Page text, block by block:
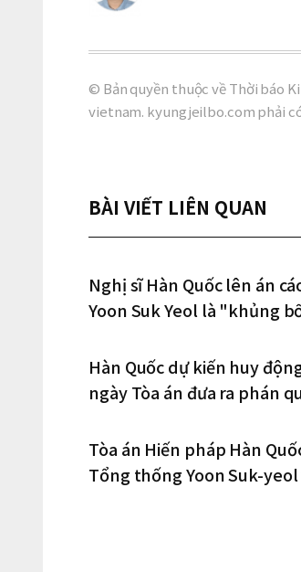
© Bản quyền thuộc về Thời báo
vietnam. kyungjeilbo.com phải
BÀI VIẾT LIÊN QUAN
Nghị sĩ Hàn Quốc lên án
Yoon Suk Yeol là "khủng
Hàn Quốc dự kiến huy
ngày Tòa án đưa ra phán
Tòa án Hiến pháp Hàn
Tổng thống Yoon Suk-